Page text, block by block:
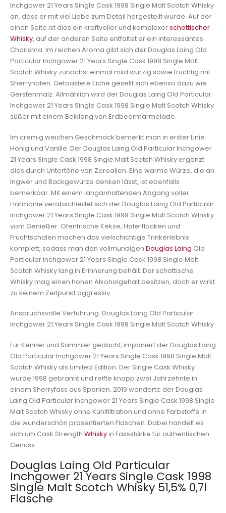
Inchgower 21 Years Single Cask 1998 Single Malt Scotch Whisky
an, dass er mit viel Liebe zum Detail hergestellt wurde. Auf der
einen Seite ist dies ein kraftvoller und komplexerschottischer
Whisky, auf der anderen Seite entfaltet er ein interessantes
Charisma. Im reichen Aroma gibt sich der Douglas Laing Old
Particular Inchgower 21 Years Single Cask 1998 Single Malt
Scotch Whisky zunächst einmal mild würzig sowie fruchtig mit
Sherrynoten. Getoastete Eiche gesellt sich ebenso dazu wie
Gerstenmalz. Allmählich wird der Douglas Laing Old Particular
Inchgower 21 Years Single Cask 1998 Single Malt Scotch Whisky
süßer mit einem Beiklang von Erdbeermarmelade.
Im cremig weichen Geschmack bemerkt man in erster Linie
Honig und Vanille. Der Douglas Laing Old Particular Inchgower
21 Years Single Cask 1998 Single Malt Scotch Whisky ergänzt
dies durch Untertöne von Zerealien. Eine warme Würze, die an
Ingwer und Backgewürze denken lässt, ist ebenfalls
bemerkbar. Mit einem langanhaltenden Abgang voller
Harmonie verabschiedet sich der Douglas Laing Old Particular
Inchgower 21 Years Single Cask 1998 Single Malt Scotch Whisky
vom Genießer. Ofenfrische Kekse, Haferflocken und
Fruchtschalen machen das vielschichtige Trinkerlebnis
komplett, sodass man den vollmundigen Douglas Laing Old
Particular Inchgower 21 Years Single Cask 1998 Single Malt
Scotch Whisky lang in Erinnerung behält. Der schottische
Whisky mag einen hohen Alkoholgehalt besitzen, doch er wirkt
zu keinem Zeitpunkt aggressiv.
Anspruchsvolle Verführung: Douglas Laing Old Particular
Inchgower 21 Years Single Cask 1998 Single Malt Scotch Whisky
Für Kenner und Sammler gedacht, imponiert der Douglas Laing
Old Particular Inchgower 21 Years Single Cask 1998 Single Malt
Scotch Whisky als Limited Edition. Der Single Cask Whisky
wurde 1998 gebrannt und reifte knapp zwei Jahrzehnte in
einem Sherryfass aus Spanien. 2019 wanderte der Douglas
Laing Old Particular Inchgower 21 Years Single Cask 1998 Single
Malt Scotch Whisky ohne Kühlfiltration und ohne Farbstoffe in
die wunderschön präsentierten Flaschen. Dabei handelt es
sich um Cask Strength Whiskyin Fassstärke für authentischen
Genuss.
Douglas Laing Old Particular
Inchgower 21 Years Single Cask 1998
Single Malt Scotch Whisky 51,5% 0,7l
Flasche